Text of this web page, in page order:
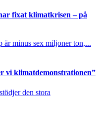
fixat klimatkrisen – på
är minus sex miljoner ton,...
vi klimatdemonstrationen”
den stora